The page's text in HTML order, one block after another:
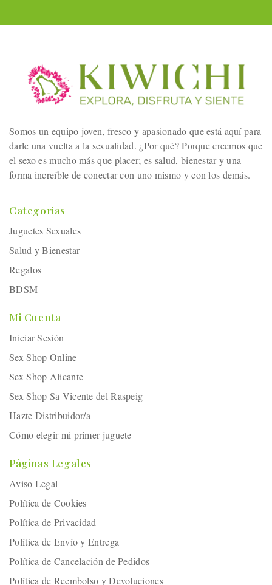
Somos un equipo joven, fresco y apasionado que está aquí para
darle una vuelta a la sexualidad. ¿Por qué? Porque creemos que
el sexo es mucho más que placer; es salud, bienestar y una
forma increíble de conectar con uno mismo y con los demás.
Categorias
Juguetes Sexuales
Salud y Bienestar
Regalos
BDSM
Mi Cuenta
Iniciar Sesión
Sex Shop Online
Sex Shop Alicante
Sex Shop Sa Vicente del Raspeig
Hazte Distribuidor/a
Cómo elegir mi primer juguete
Páginas Legales
Aviso Legal
Política de Cookies
Política de Privacidad
Política de Envío y Entrega
Política de Cancelación de Pedidos
Política de Reembolso y Devoluciones